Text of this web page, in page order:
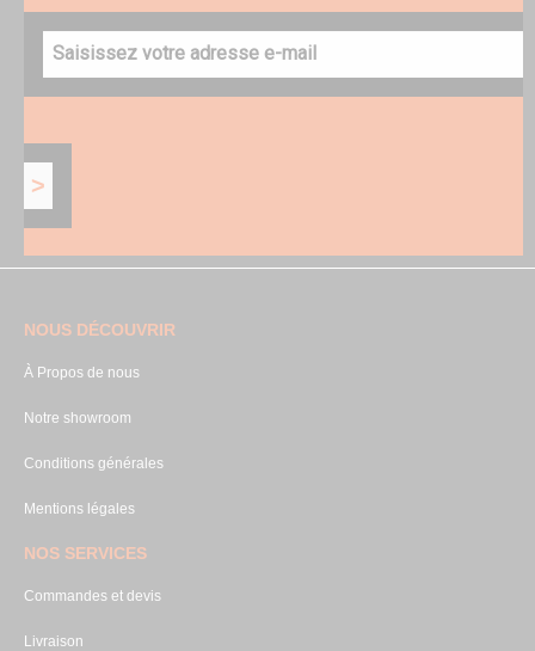
NOUS DÉCOUVRIR
À Propos de nous
Notre showroom
Conditions générales
Mentions légales
NOS SERVICES
Commandes et devis
Livraison